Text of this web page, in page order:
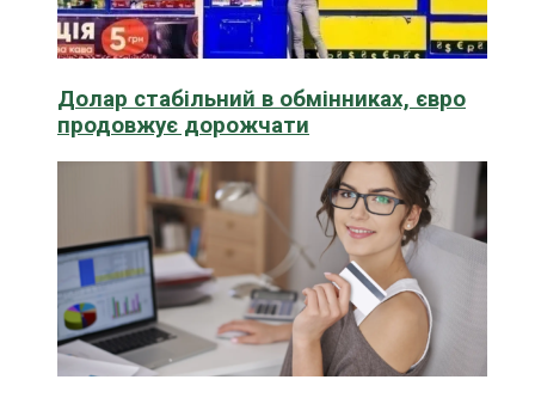
Долар стабільний в обмінниках, євро
продовжує дорожчати